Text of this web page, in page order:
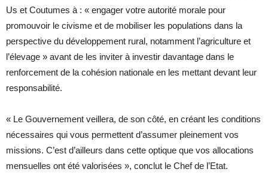
Us et Coutumes à : « engager votre autorité morale pour
promouvoir le civisme et de mobiliser les populations dans la
perspective du développement rural, notamment l’agriculture et
l’élevage » avant de les inviter à investir davantage dans le
renforcement de la cohésion nationale en les mettant devant leur
responsabilité.
« Le Gouvernement veillera, de son côté, en créant les conditions
nécessaires qui vous permettent d’assumer pleinement vos
missions. C’est d’ailleurs dans cette optique que vos allocations
mensuelles ont été valorisées », conclut le Chef de l’Etat.